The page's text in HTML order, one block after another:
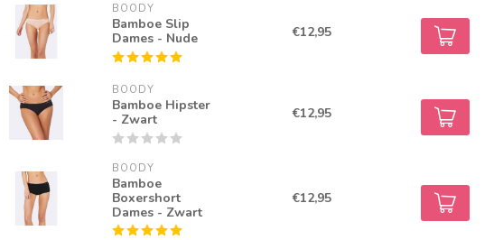
BOODY
Bamboe Slip
Dames - Nude
€12,95
BOODY
Bamboe Hipster
- Zwart
€12,95
BOODY
Bamboe
Boxershort
Dames - Zwart
€12,95